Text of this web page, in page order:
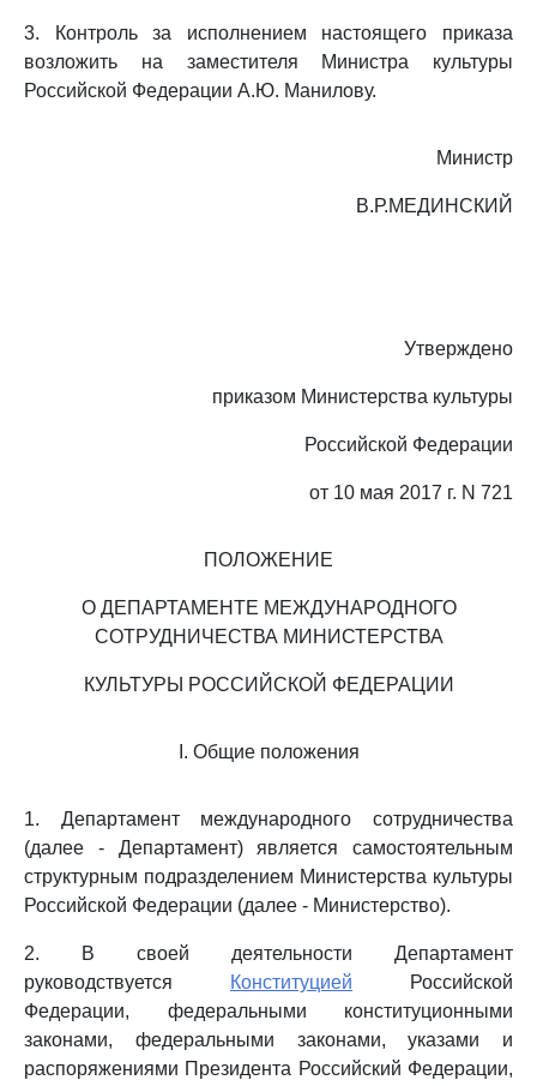
3. Контроль за исполнением настоящего приказа
возложить на заместителя Министра культуры
Российской Федерации А.Ю. Манилову.
Министр
В.Р.МЕДИНСКИЙ
Утверждено
приказом Министерства культуры
Российской Федерации
от 10 мая 2017 г. N 721
ПОЛОЖЕНИЕ
О ДЕПАРТАМЕНТЕ МЕЖДУНАРОДНОГО
СОТРУДНИЧЕСТВА МИНИСТЕРСТВА
КУЛЬТУРЫ РОССИЙСКОЙ ФЕДЕРАЦИИ
I. Общие положения
1. Департамент международного сотрудничества
(далее - Департамент) является самостоятельным
структурным подразделением Министерства культуры
Российской Федерации (далее - Министерство).
2. В своей деятельности Департамент
руководствуется
Конституцией Российской
Федерации, федеральными конституционными
законами, федеральными законами, указами и
распоряжениями Президента Российский Федерации,